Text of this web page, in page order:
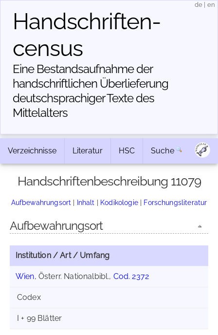
Handschriften­
census
Eine Bestandsaufnahme der
handschriftlichen Über­lieferung
deutschsprachiger Texte des
Mittelalters
de en
Verzeichnisse Literatur HSC Suche
Handschriftenbeschreibung 11079
Aufbewahrungsort | Inhalt | Kodikologie| Forschungsliteratur
Aufbewahrungsort
Institution / Art / Umfang
Wien, Österr. Nationalbibl., Cod. 2372
Codex
I + 99 Blätter